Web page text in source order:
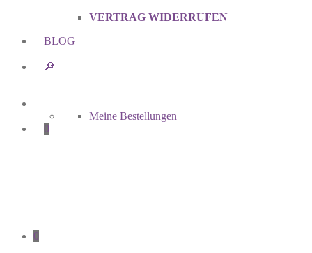
VERTRAG WIDERRUFEN
BLOG
🔎︎
Meine Bestellungen
0
0